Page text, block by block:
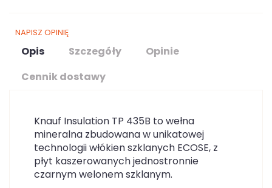
NAPISZ OPINIĘ
Opis Szczegóły
Opinie
Cennik dostawy
Knauf Insulation TP 435B to wełna
mineralna zbudowana w unikatowej
technologii włókien szklanych ECOSE, z
płyt kaszerowanych jednostronnie
czarnym welonem szklanym.